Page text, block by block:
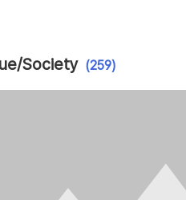
Society (259)